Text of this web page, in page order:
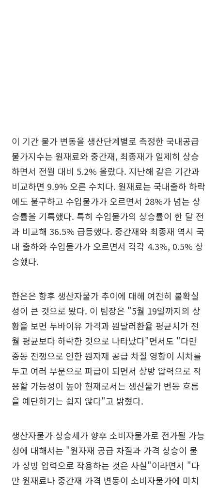
이 기간 물가 변동을 생산단계별로 측정한 국내공급
물가지수는 원재료와 중간재, 최종재가 일제히 상승
하면서 전월 대비 5.2% 올랐다. 지난해 같은 기간과
비교하면 9.9% 오른 수치다. 원재료는 국내출하 하락
에도 불구하고 수입물가가 오르면서 28%가 넘는 상
승률을 기록했다. 특히 수입물가의 상승률이 한 달 전
과 비교해 36.5% 급등했다. 중간재와 최종재 역시 국
내 출하와 수입물가가 오르면서 각각 4.3%, 0.5% 상
승했다.
한은은 향후 생산자물가 추이에 대해 여전히 불확실
성이 큰 것으로 봤다. 이 팀장은 "5월 19일까지의 상
황을 보면 두바이유 가격과 원달러환율 평균치가 전
월 평균보다 하락한 것으로 나타났다"면서도 "다만
중동 전쟁으로 인한 원자재 공급 차질 영향이 시차를
두고 여러 부문으로 파급이 되면서 상방 압력으로 작
용할 가능성이 높아 현재로서는 생산물가 변동 흐름
을 예단하기는 쉽지 않다"고 밝혔다.
생산자물가 상승세가 향후 소비자물가로 전가될 가능
성에 대해서는 "원자재 공급 차질과 가격 상승이 물
가 상방 압력으로 작용하는 것은 사실"이라면서 "다
만 원재료나 중간재 가격 변동이 소비자물가에 미치